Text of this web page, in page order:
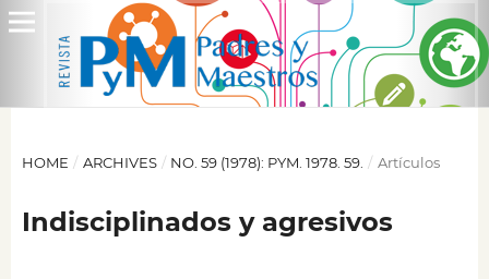
HOME / ARCHIVES / NO. 59 (1978): PYM. 1978. 59. / Artículos
Indisciplinados y agresivos